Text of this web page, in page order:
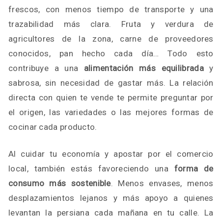
frescos, con menos tiempo de transporte y una
trazabilidad más clara. Fruta y verdura de
agricultores de la zona, carne de proveedores
conocidos, pan hecho cada día… Todo esto
contribuye a una alimentación más equilibraday
sabrosa, sin necesidad de gastar más. La relación
directa con quien te vende te permite preguntar por
el origen, las variedades o las mejores formas de
cocinar cada producto.
Al cuidar tu economía y apostar por el comercio
local, también estás favoreciendo una forma de
consumo más sostenible. Menos envases, menos
desplazamientos lejanos y más apoyo a quienes
levantan la persiana cada mañana en tu calle. La